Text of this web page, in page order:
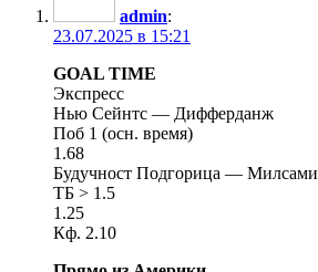
admin:
23.07.2025 в 15:21
GOAL TIME
Экспресс
Нью Сейнтс — Дифферданж
Поб 1 (осн. время)
1.68
Будучност Подгорица — Милсами
ТБ > 1.5
1.25
Кф. 2.10